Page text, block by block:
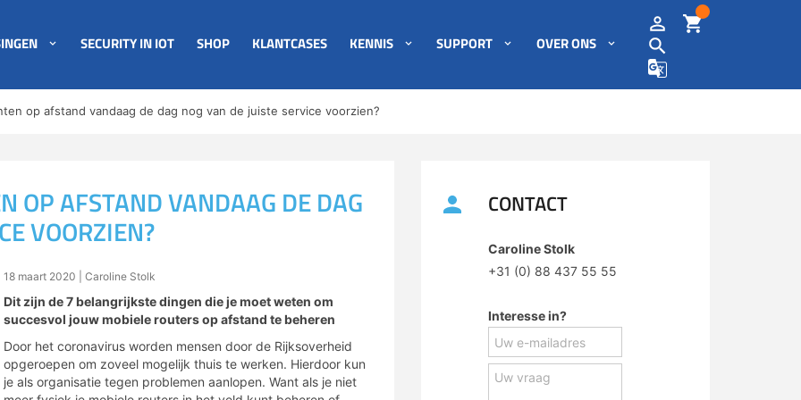
SECURITY IN IOT SHOP KLANTCASES KENNIS SUPPORT OVER ONS
op afstand vandaag de dag nog van de juiste service voorzien?
OP AFSTAND VANDAAG DE DAG
VOORZIEN?
18 maart 2020 | Caroline Stolk
Dit zijn de 7 belangrijkste dingen die je moet weten om
succesvol jouw mobiele routers op afstand te beheren
Door het coronavirus worden mensen door de Rijksoverheid
opgeroepen om zoveel mogelijk thuis te werken. Hierdoor kun
je als organisatie tegen problemen aanlopen. Want als je niet
CONTACT
Caroline Stolk
+31 (0) 88 437 55 55
Interesse in?